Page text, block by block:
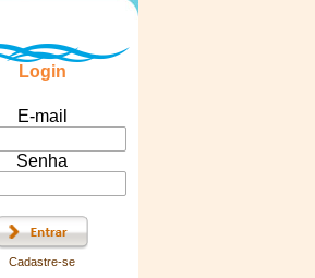
Login
E-mail
Senha
Cadastre-se